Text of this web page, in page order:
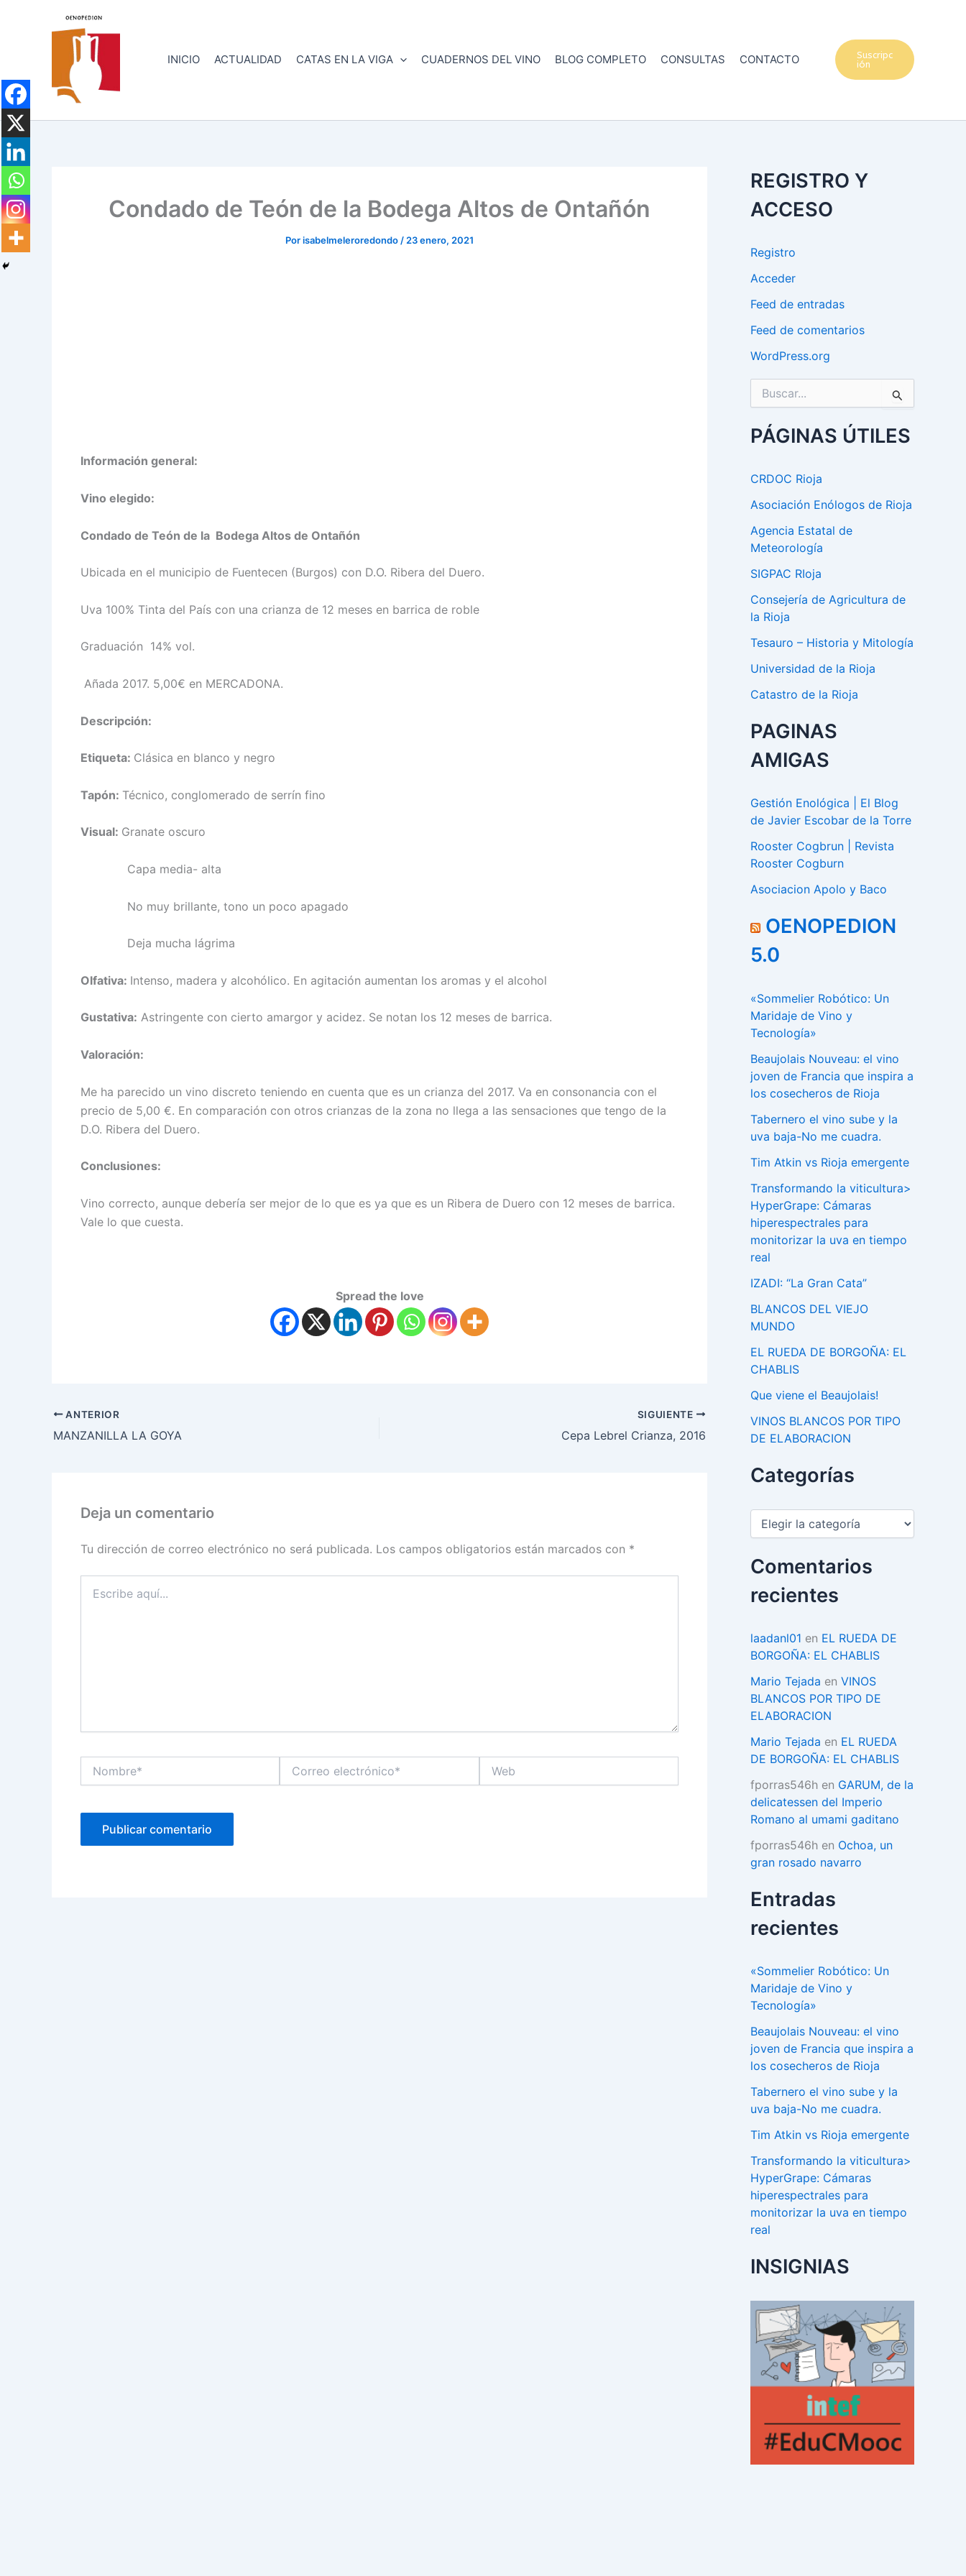
INICIO ACTUALIDAD CATAS EN LA VIGA CUADERNOS DEL VINO BLOG COMPLETO CONSULTAS CONTACTO
Suscripc
ión
Condado de Teón de la Bodega Altos de Ontañón
Porisabelmeleroredondo / 23 enero, 2021
Información general:
Vino elegido:
Condado de Teón de la Bodega Altos de Ontañón
Ubicada en el municipio de Fuentecen (Burgos) con D.O. Ribera del Duero.
Uva 100% Tinta del País con una crianza de 12 meses en barrica de roble
Graduación 14% vol.
Añada 2017. 5,00€ en MERCADONA.
Descripción:
Etiqueta: Clásica en blanco y negro
Tapón: Técnico, conglomerado de serrín fino
Visual: Granate oscuro
Capa media- alta
No muy brillante, tono un poco apagado
Deja mucha lágrima
Olfativa: Intenso, madera y alcohólico. En agitación aumentan los aromas y el alcohol
Gustativa: Astringente con cierto amargor y acidez. Se notan los 12 meses de barrica.
Valoración:
Me ha parecido un vino discreto teniendo en cuenta que es un crianza del 2017. Va en consonancia con el
precio de 5,00 €. En comparación con otros crianzas de la zona no llega a las sensaciones que tengo de la
D.O. Ribera del Duero.
Conclusiones:
Vino correcto, aunque debería ser mejor de lo que es ya que es un Ribera de Duero con 12 meses de barrica.
Vale lo que cuesta.
Spread the love
ANTERIOR
MANZANILLA LA GOYA
SIGUIENTE
Cepa Lebrel Crianza, 2016
Deja un comentario
Tu dirección de correo electrónico no será publicada. Los campos obligatorios están marcados con *
aquí...
electrónico*
REGISTRO Y
ACCESO
Registro
Acceder
Feed de entradas
Feed de comentarios
WordPress.org
c
a
o
r
PÁGINAS ÚTILES
CRDOC Rioja
Asociación Enólogos de Rioja
Agencia Estatal de
Meteorología
SIGPAC RIoja
Consejería de Agricultura de
la Rioja
Tesauro – Historia y Mitología
Universidad de la Rioja
Catastro de la Rioja
PAGINAS
AMIGAS
Gestión Enológica | El Blog
de Javier Escobar de la Torre
Rooster Cogbrun | Revista
Rooster Cogburn
Asociacion Apolo y Baco
OENOPEDION
5.0
«Sommelier Robótico: Un
Maridaje de Vino y
Tecnología»
Beaujolais Nouveau: el vino
joven de Francia que inspira a
los cosecheros de Rioja
Tabernero el vino sube y la
uva baja-No me cuadra.
Tim Atkin vs Rioja emergente
Transformando la viticultura>
HyperGrape: Cámaras
hiperespectrales para
monitorizar la uva en tiempo
real
IZADI: “La Gran Cata”
BLANCOS DEL VIEJO
MUNDO
EL RUEDA DE BORGOÑA: EL
CHABLIS
Que viene el Beaujolais!
VINOS BLANCOS POR TIPO
DE ELABORACION
Categorías
C
e
g
r
s
Comentarios
recientes
laadanl01 en EL RUEDA DE
BORGOÑA: EL CHABLIS
Mario Tejada en VINOS
BLANCOS POR TIPO DE
ELABORACION
Mario Tejada en EL RUEDA
DE BORGOÑA: EL CHABLIS
fporras546h en GARUM, de la
delicatessen del Imperio
Romano al umami gaditano
fporras546h en Ochoa, un
gran rosado navarro
Entradas
recientes
«Sommelier Robótico: Un
Maridaje de Vino y
Tecnología»
Beaujolais Nouveau: el vino
joven de Francia que inspira a
los cosecheros de Rioja
Tabernero el vino sube y la
uva baja-No me cuadra.
Tim Atkin vs Rioja emergente
Transformando la viticultura>
HyperGrape: Cámaras
hiperespectrales para
monitorizar la uva en tiempo
real
INSIGNIAS